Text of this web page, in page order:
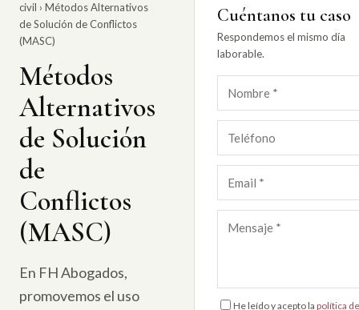
civil › Métodos Alternativos
de Solución de Conflictos
(MASC)
Métodos
Alternativos
de Solución
de
Conflictos
(MASC)
En FH Abogados,
promovemos el uso
Cuéntanos tu caso
Respondemos el mismo día
laborable.
He leído y acepto la política de